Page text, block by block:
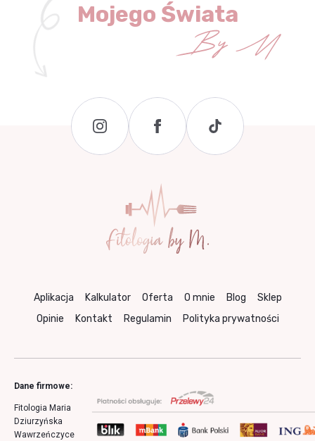
Mojego Świata
Aplikacja Kalkulator Oferta O mnie Blog
Sklep
Opinie
Kontakt Regulamin Polityka prywatności
Dane firmowe:
Fitologia Maria
Dziurzyńska
Wawrzeńczyce